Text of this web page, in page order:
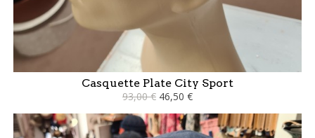
Casquette Plate City Sport
93,00 € 46,50 €